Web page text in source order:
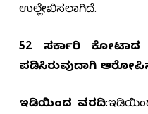
ಉಲ್ಲೇಖಿಸಲಾಗಿದೆ.
52 ಸರ್ಕಾರಿ ಕೋಟಾದ
ಪಡಿಸಿರುವುದಾಗಿ
ಇಡಿಯಿಂದ ವರದಿ